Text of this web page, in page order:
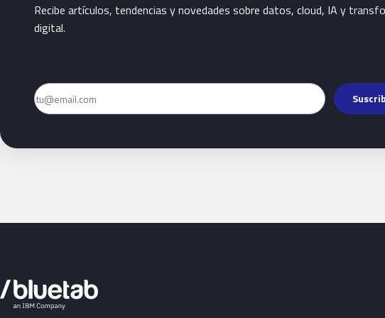
Recibe artículos, tendencias y novedades sobre datos, cloud, IA y
digital.
Email